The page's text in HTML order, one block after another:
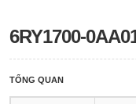
6RY1700-
TỔNG QUAN